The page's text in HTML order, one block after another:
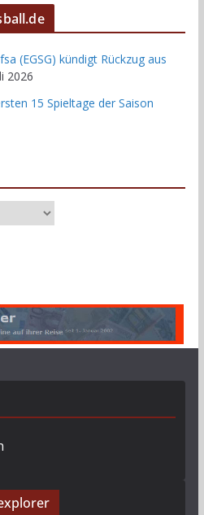
(EGSG) kündigt Rückzug aus
2026
15 Spieltage der Saison